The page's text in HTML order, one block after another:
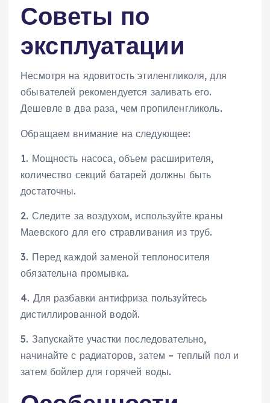
Советы по
эксплуатации
Несмотря на ядовитость этиленгликоля, для
обывателей рекомендуется заливать его.
Дешевле в два раза, чем пропиленгликоль.
Обращаем внимание на следующее:
1. Мощность насоса, объем расширителя,
количество секций батарей должны быть
достаточны.
2. Следите за воздухом, используйте краны
Маевского для его стравливания из труб.
3. Перед каждой заменой теплоносителя
обязательна промывка.
4. Для разбавки антифриза пользуйтесь
дистиллированной водой.
5. Запускайте участки последовательно,
начинайте с радиаторов, затем – теплый пол и
затем бойлер для горячей воды.